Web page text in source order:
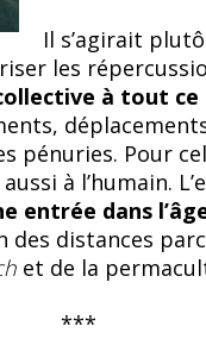
Il s’agirait
les
à tout
pénuries. Pour
à l’humain.
entrée dans
distances
et de la
***